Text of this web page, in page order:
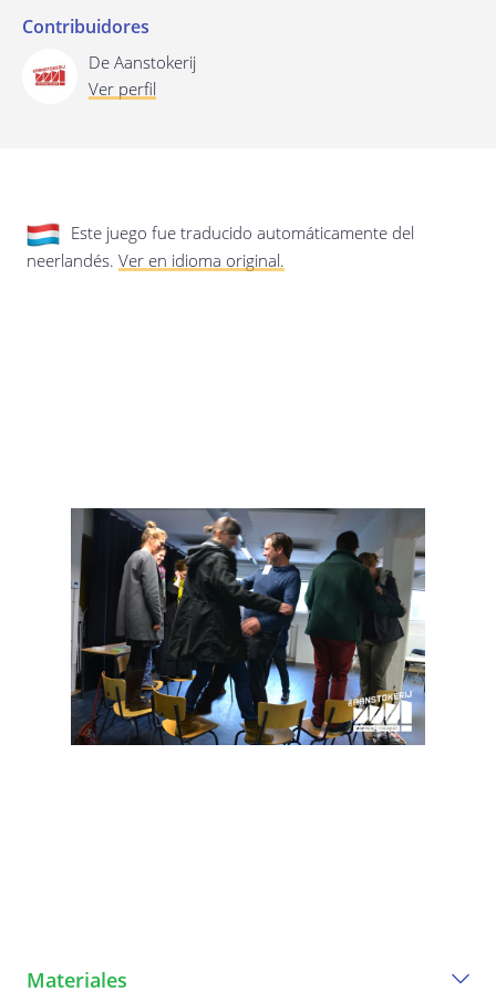
Contribuidores
De Aanstokerij
Ver perfil
Este juego fue traducido automáticamente del
neerlandés. Ver en idioma original.
Materiales
Última actualización: 17/01/2020